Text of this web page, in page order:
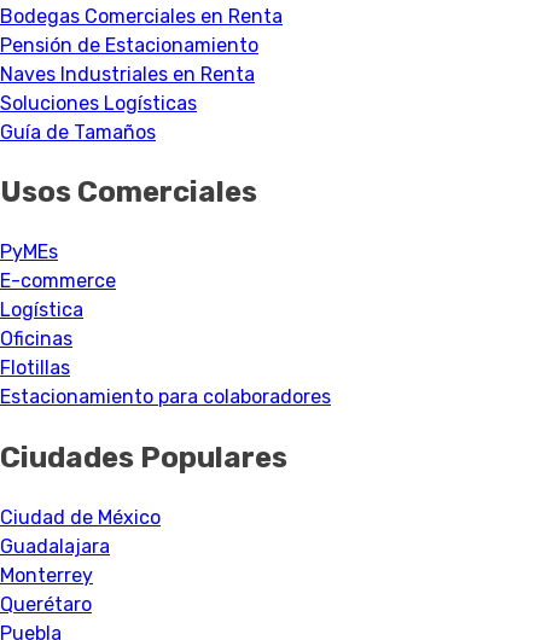
Bodegas Comerciales en Renta
Pensión de Estacionamiento
Naves Industriales en Renta
Soluciones Logísticas
Guía de Tamaños
Usos Comerciales
PyMEs
E-commerce
Logística
Oficinas
Flotillas
Estacionamiento para colaboradores
Ciudades Populares
Ciudad de México
Guadalajara
Monterrey
Querétaro
Puebla